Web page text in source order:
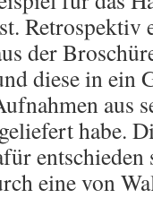
der
diese in ein
aus
habe.
eine von